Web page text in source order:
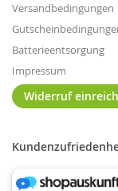
Versandbedingungen
Batterieentsorgung
Impressum
Widerruf